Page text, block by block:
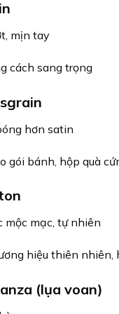
mịn tay
cách sang trọng
hơn satin
gói bánh, hộp quà
mộc mạc, tự nhiên
hiệu thiên nhiên,
(lụa voan)